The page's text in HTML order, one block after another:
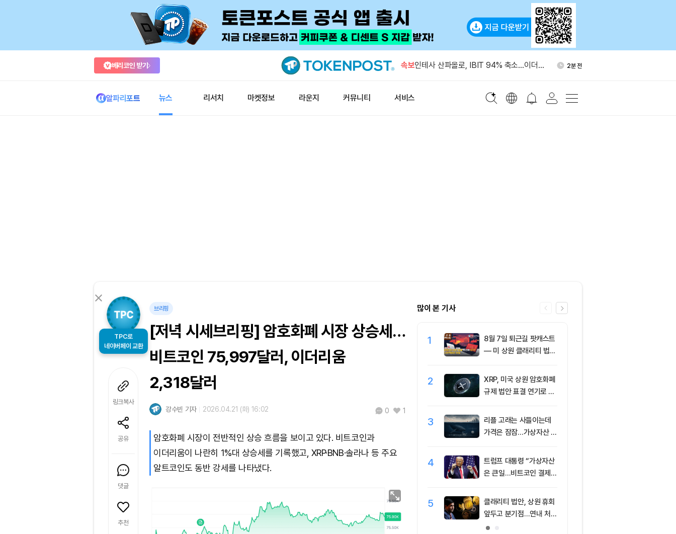
베리코인 받기 속보
1억190만달러 규모 BTC, 미상 지갑서
12분 전
인테사 산파올로, IBIT 94% 축소…이더
2분 전
알파리포트 뉴스 리서치 마켓정보 라운지 커뮤니티 서비스
TPC로
네이버페이 교환
링크복사
공유
댓글
추천
브리핑
[저녁 시세브리핑] 암호화폐 시장 상승세…
비트코인 75,997달러, 이더리움
2,318달러
강수빈 기자 2026.04.21 (화) 16:02 0 1
암호화폐 시장이 전반적인 상승 흐름을 보이고 있다. 비트코인과
이더리움이 나란히 1%대 상승세를 기록했고, XRP·BNB·솔라나 등 주요
알트코인도 동반 강세를 나타냈다.
많이 본 기사
1
8월 7일 퇴근길 팟캐스트
— 미 상원 클래리티 법안
F 3일 연속 유입
2
XRP, 미국 상원 암호화폐
규제 법안 표결 연기로 급
3
리플 고래는 사들이는데
가격은 잠잠…가상자산 바
4
트럼프 대통령 “가상자산
은 큰일…비트코인 결제
5
클래리티 법안, 상원 휴회
앞두고 분기점…연내 처리
불투명